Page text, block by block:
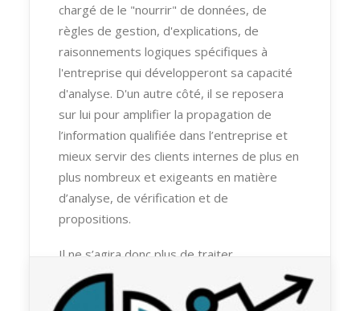
chargé de le "nourrir" de données, de
règles de gestion, d'explications, de
raisonnements logiques spécifiques à
l'entreprise qui développeront sa capacité
d'analyse. D'un autre côté, il se reposera
sur lui pour amplifier la propagation de
l’information qualifiée dans l’entreprise et
mieux servir des clients internes de plus en
plus nombreux et exigeants en matière
d’analyse, de vérification et de
propositions.
Il ne s’agira donc plus de traiter
l’information techniquement et de
l’expliquer à une minorité d’utilisateurs mais